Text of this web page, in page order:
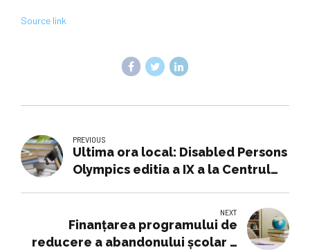
Source link
PREVIOUS
Ultima ora local: Disabled Persons
Olympics editia a IX a la Centrul
NEXT
Finanțarea programului de
reducere a abandonului școlar a